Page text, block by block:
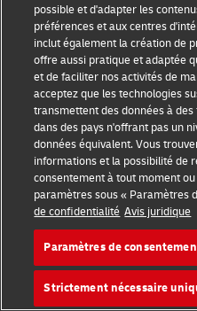
Investisseurs
Développement durable
L’innovation
Événements
Partenariats de marques
Sensibilisation à la fraude
possible et d'adapter les
préférences et aux centres
inclut également la création de
offre aussi pratique et adaptée
et de faciliter nos activités de
acceptez que les technologies
transmettent des données à
dans des pays n'offrant pas un
données équivalent. Vous
informations et la possibilité de
consentement à tout moment
paramètres sous « Paramètres
de confidentialité Avis juridique
Paramètres de
Strictement nécessaire